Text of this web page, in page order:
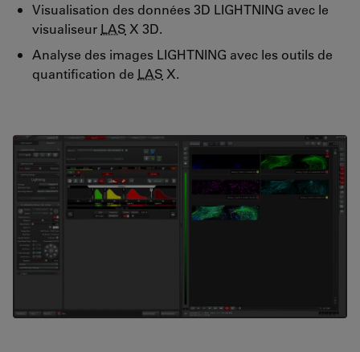
Visualisation des données 3D LIGHTNING avec le
visualiseur LAS X 3D.
Analyse des images LIGHTNING avec les outils de
quantification de LAS X.